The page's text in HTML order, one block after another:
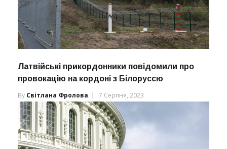
Латвійські прикордонники повідомили про
провокацію на кордоні з Білоруссю
By Світлана Фролова 7 Серпня, 2023